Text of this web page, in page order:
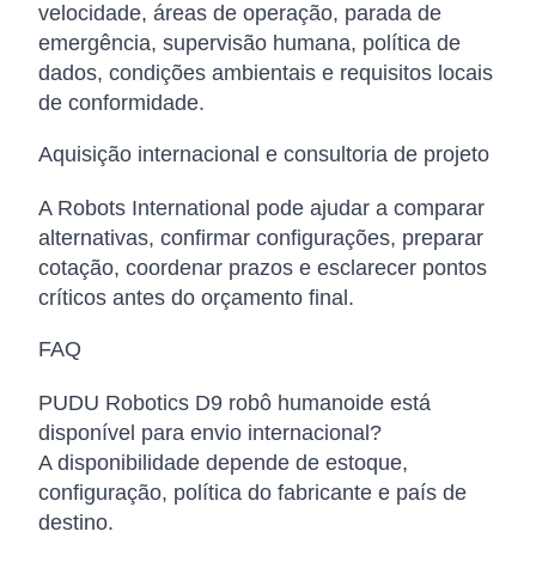
velocidade, áreas de operação, parada de
emergência, supervisão humana, política de
dados, condições ambientais e requisitos locais
de conformidade.
Aquisição internacional e consultoria de projeto
A Robots International pode ajudar a comparar
alternativas, confirmar configurações, preparar
cotação, coordenar prazos e esclarecer pontos
críticos antes do orçamento final.
FAQ
PUDU Robotics D9 robô humanoide está
disponível para envio internacional?
A disponibilidade depende de estoque,
configuração, política do fabricante e país de
destino.